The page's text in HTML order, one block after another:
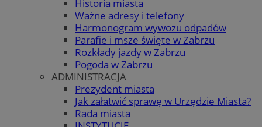
Historia miasta
Ważne adresy i telefony
Harmonogram wywozu odpadów
Parafie i msze święte w Zabrzu
Rozkłady jazdy w Zabrzu
Pogoda w Zabrzu
ADMINISTRACJA
Prezydent miasta
Jak załatwić sprawę w Urzędzie Miasta?
Rada miasta